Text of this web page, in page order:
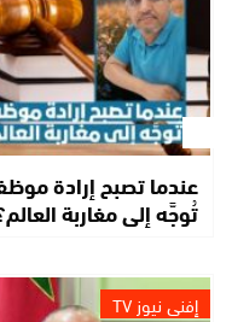
عندما تصبح إرادة
تُوجَّه إلى مغاربة
إفني نيوز TV